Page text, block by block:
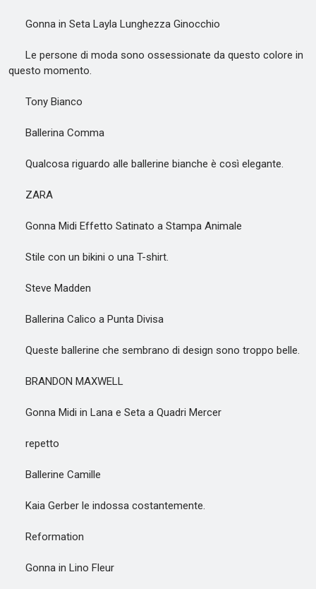
Gonna in Seta Layla Lunghezza Ginocchio
Le persone di moda sono ossessionate da questo colore in
questo momento.
Tony Bianco
Ballerina Comma
Qualcosa riguardo alle ballerine bianche è così elegante.
ZARA
Gonna Midi Effetto Satinato a Stampa Animale
Stile con un bikini o una T-shirt.
Steve Madden
Ballerina Calico a Punta Divisa
Queste ballerine che sembrano di design sono troppo belle.
BRANDON MAXWELL
Gonna Midi in Lana e Seta a Quadri Mercer
repetto
Ballerine Camille
Kaia Gerber le indossa costantemente.
Reformation
Gonna in Lino Fleur